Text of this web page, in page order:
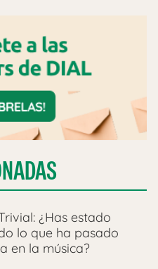
¿Has estado
lo que ha pasado
en la música?